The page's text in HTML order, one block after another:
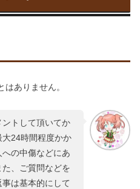
はありません。
トして頂いてか
24時間程度かか
の中傷などにあ
、ご質問などを
は基本的にして